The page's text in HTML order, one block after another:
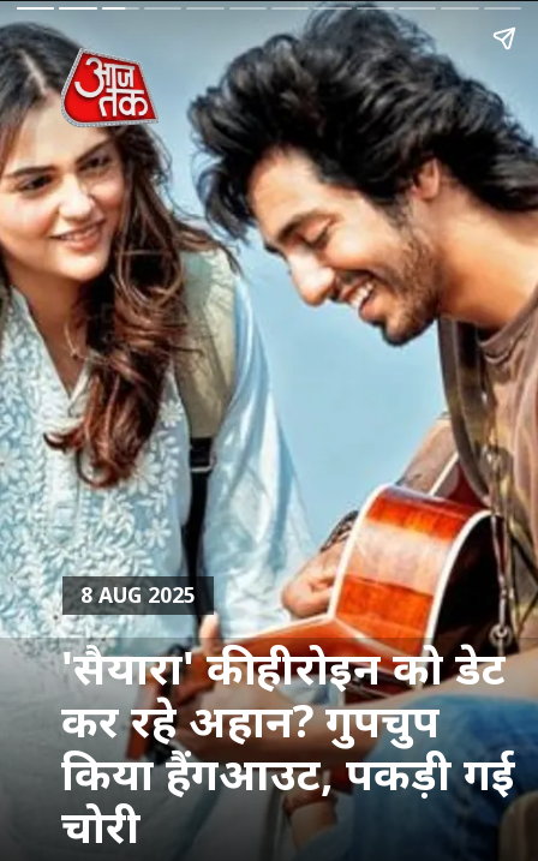
'सैयारा' की हीरोइन को डेट
कर रहे अहान? गुपचुप
किया हैंगआउट, पकड़ी गई
चोरी
8 AUG 2025